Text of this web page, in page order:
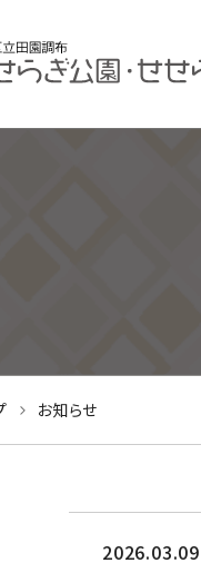
お知らせ
2026.03.09